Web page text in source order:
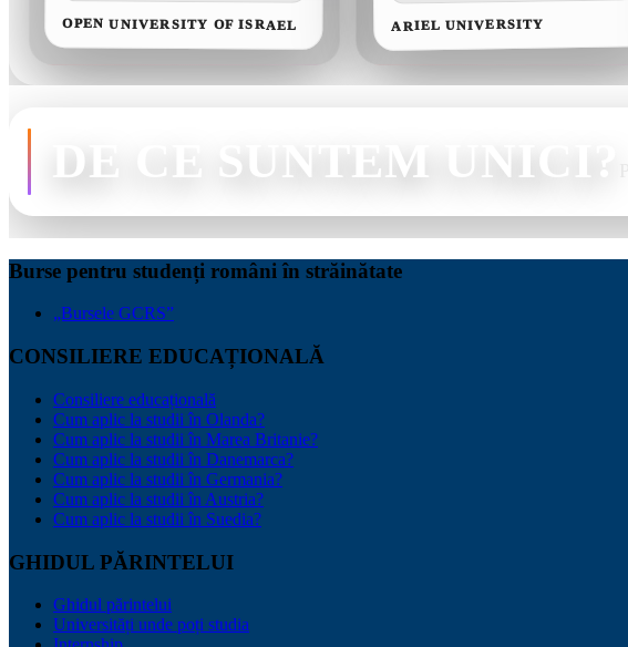
OPEN UNIVERSITY OF ISRAEL ARIEL UNIVERSITY
DE CE SUNTEM UNICI?
Burse pentru studenți români în străinătate
„Bursele GCRS”
CONSILIERE EDUCAȚIONALĂ
Consiliere educațională
Cum aplic la studii în Olanda?
Cum aplic la studii în Marea Britanie?
Cum aplic la studii în Danemarca?
Cum aplic la studii în Germania?
Cum aplic la studii în Austria?
Cum aplic la studii în Suedia?
GHIDUL PĂRINTELUI
Ghidul părintelui
Universități unde poți studia